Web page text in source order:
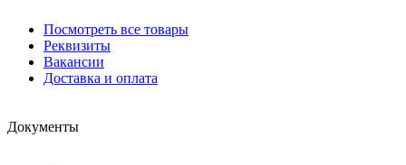
Посмотреть все товары
Реквизиты
Вакансии
Доставка и оплата
Документы